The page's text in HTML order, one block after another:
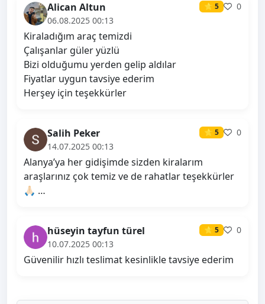
Alican Altun ⭐ 5
0
06.08.2025 00:13
Kiraladığım araç temizdi
Çalışanlar güler yüzlü
Bizi olduğumu yerden gelip aldılar
Fiyatlar uygun tavsiye ederim
Herşey için teşekkürler
Salih Peker ⭐ 5
0
14.07.2025 00:13
Alanya’ya her gidişimde sizden kiralarım
araşlarınız çok temiz ve de rahatlar teşekkürler
🙏🏻 …
hüseyin tayfun türel ⭐ 5
0
10.07.2025 00:13
Güvenilir hızlı teslimat kesinlikle tavsiye ederim